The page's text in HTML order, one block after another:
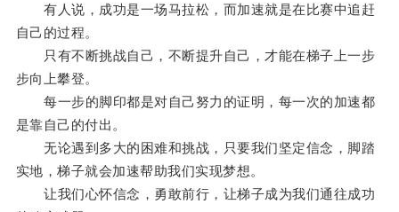
有人说，成功是一场马拉松，而加速就是在比赛中追赶
自己的过程。
只有不断挑战自己，不断提升自己，才能在梯子上一步
步向上攀登。
每一步的脚印都是对自己努力的证明，每一次的加速都
是靠自己的付出。
无论遇到多大的困难和挑战，只要我们坚定信念，脚踏
实地，梯子就会加速帮助我们实现梦想。
让我们心怀信念，勇敢前行，让梯子成为我们通往成功